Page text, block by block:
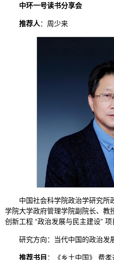
中环一号读书分享会
推荐人：周少来
中国社会科学院政治学研究所
学院大学政府管理学院副院长、教
创新工程 “政治发展与民主建设” 项
研究方向：当代中国的政治发
推荐书目 ：《乡土中国》 费孝